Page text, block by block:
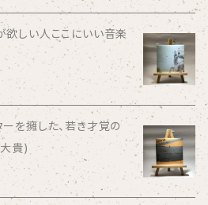
欲しい人ここにいい音楽
を擁した、若き才覚の
貴)